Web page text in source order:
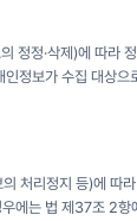
정정·삭제)에 따라
정보가 수집 대상으
의 처리정지 등)에 따
에는 법 제37조 2항